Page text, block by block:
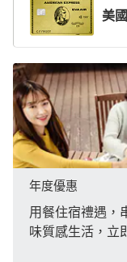
美
年度優惠
用餐住宿禮遇，
味質感生活，立